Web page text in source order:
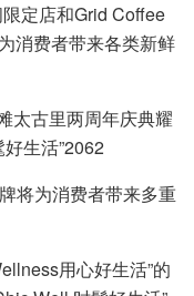
定店和Grid Coffee
消费者带来各类新鲜
将为消费者带来多重
用心好生活”的